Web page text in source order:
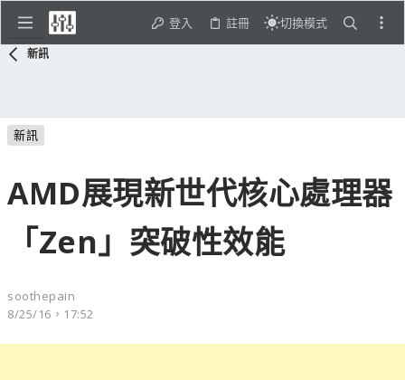
登入 註冊 切換模式
新訊
新訊
AMD展現新世代核心處理器
「Zen」突破性效能
soothepain
8/25/16，17:52